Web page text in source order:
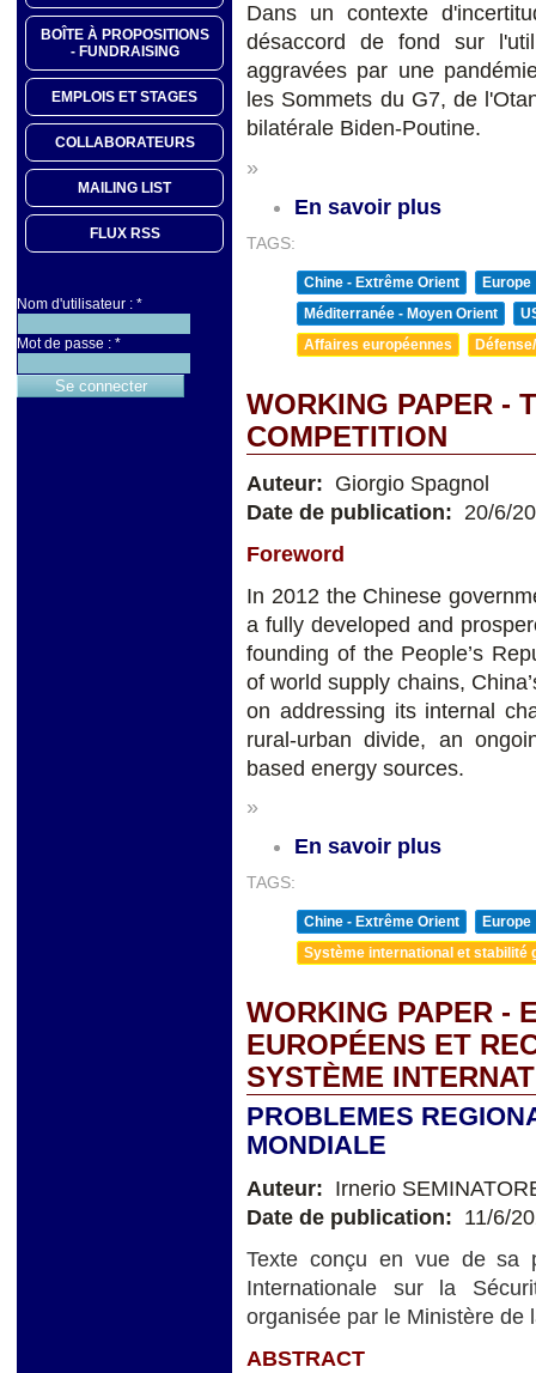
BOÎTE À PROPOSITIONS
- FUNDRAISING
EMPLOIS ET STAGES
COLLABORATEURS
MAILING LIST
FLUX RSS
Nom d'utilisateur : *
Mot de passe : *
Dans un contexte
désaccord de fond sur
aggravées par une
les Sommets du G7, de
bilatérale Biden-Poutine.
»
En savoir plus
TAGS:
Chine - Extrême Orient
Europe
Méditerranée - Moyen Orient
Affaires européennes
WORKING PAPER -
COMPETITION
Auteur: Giorgio Spagnol
Date de publication: 20/6/
Foreword
In 2012 the Chinese
a fully developed and
founding of the People’s
of world supply chains,
on addressing its internal
rural-urban divide, an
based energy sources.
»
En savoir plus
TAGS:
Chine - Extrême Orient
Europe
Système international et stabilité
WORKING PAPER -
EUROPÉENS ET
SYSTÈME
PROBLEMES
MONDIALE
Auteur: Irnerio
Date de publication: 11/6/
Texte conçu en vue de sa
Internationale sur la
organisée par le Ministère de
ABSTRACT